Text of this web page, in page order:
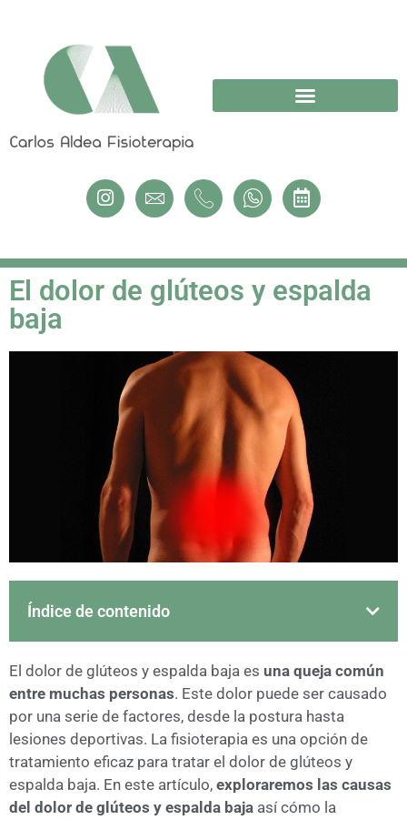
El dolor de glúteos y espalda
baja
Índice de contenido
El dolor de glúteos y espalda baja es una queja común
entre muchas personas. Este dolor puede ser causado
por una serie de factores, desde la postura hasta
lesiones deportivas. La fisioterapia es una opción de
tratamiento eficaz para tratar el dolor de glúteos y
espalda baja. En este artículo, exploraremos las causas
del dolor de glúteos y espalda baja así cómo la